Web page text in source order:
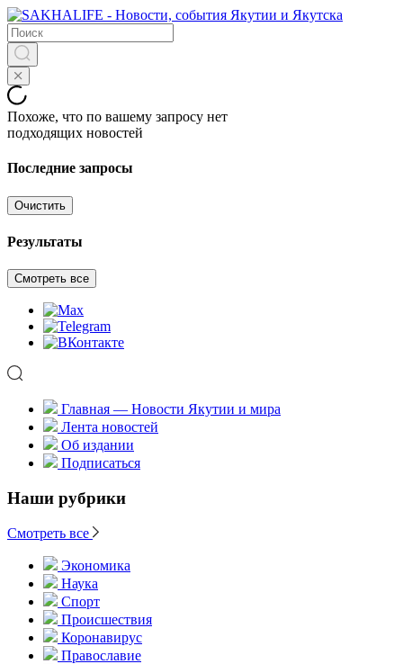
Похоже, что по вашему запросу нет
подходящих новостей
Последние запросы
Очистить
Результаты
Смотреть все
Главная — Новости Якутии и мира
Лента новостей
Об издании
Подписаться
Наши рубрики
Смотреть все
Экономика
Наука
Спорт
Происшествия
Коронавирус
Православие